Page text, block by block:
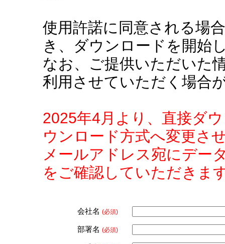
使用許諾に同意される場
き、ダウンロードを開始
なお、ご提供いただいた
利用させていただく場合
2025年4月より、直接ダ
ウンロード方式へ変更さ
メールアドレス宛にデー
をご確認していただきま
会社名 (必須)
部署名 (必須)